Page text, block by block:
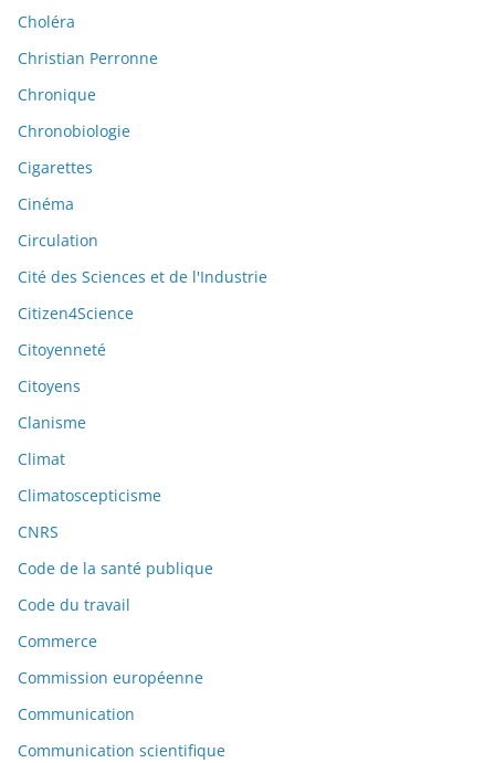
Choléra
Christian Perronne
Chronique
Chronobiologie
Cigarettes
Cinéma
Circulation
Cité des Sciences et de l'Industrie
Citizen4Science
Citoyenneté
Citoyens
Clanisme
Climat
Climatoscepticisme
CNRS
Code de la santé publique
Code du travail
Commerce
Commission européenne
Communication
Communication scientifique